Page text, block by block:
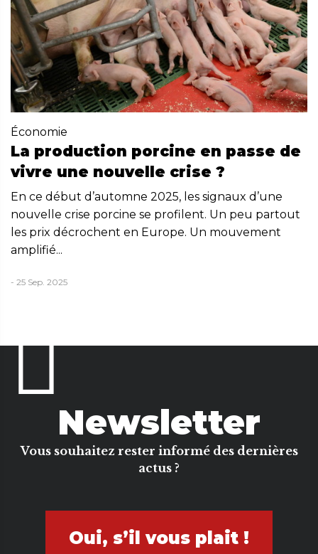
Économie
La production porcine en passe de
vivre une nouvelle crise ?
En ce début d’automne 2025, les signaux d’une
nouvelle crise porcine se profilent. Un peu partout
les prix décrochent en Europe. Un mouvement
amplifié...
- 25 Sep. 2025
Newsletter
Vous souhaitez rester informé des dernières
actus ?
Oui, s’il vous plait !